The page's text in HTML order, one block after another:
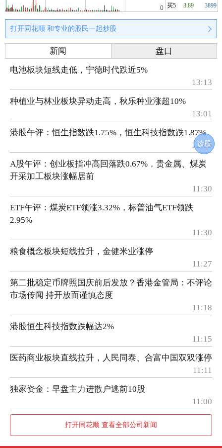
买5
3.89 3899
打开同花顺 和专业的股民一起炒股
诊股
新闻
盘口
电池板块短线走低，宁德时代跌近5%
13:13
种植业与林业板块异动走高，秋乐种业涨超10%
13:01
港股午评：恒生指数跌1.75%，恒生科技指数跌1.87%
12:05
A股午评：创业板指冲高回落跌0.67%，贵金属、煤炭
开采加工板块涨幅居前
11:30
ETF午评：煤炭ETF领涨3.32%，标普油气ETF领跌
2.95%
11:30
粮食概念板块短线拉升，金健米业涨停
11:27
第二批稳定币牌照国庆前后发放？香港金管局：不评论
市场传闻 持开放而谨慎态度
11:18
港股恒生科技指数跌幅达2%
11:15
医药商业板块直线拉升，人民同泰、合富中国双双涨停
11:11
独家资金：早盘主力进散户逃前10股
11:00
打开同花顺 查看全部公司新闻